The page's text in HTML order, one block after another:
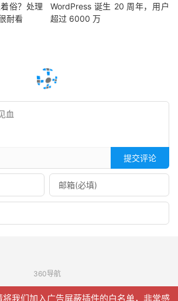
俗？处理
耐看
WordPress 诞生 20 周年，用户
超过 6000 万
提交评论
360导航
© 2026信聚合 网站地图
我们加入广告屏蔽插件的白名单，非常感